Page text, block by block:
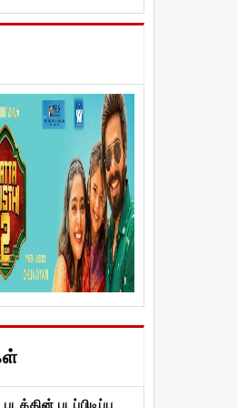
படப்பிடிப்பு